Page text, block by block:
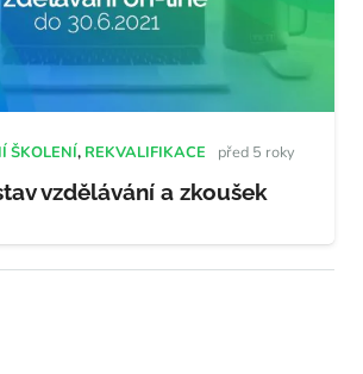
ŠKOLENÍ, REKVALIFIKACE před 5 roky
vzdělávání a zkoušek